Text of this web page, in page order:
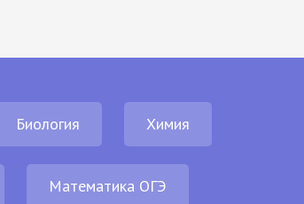
Биология Химия
Математика ОГЭ